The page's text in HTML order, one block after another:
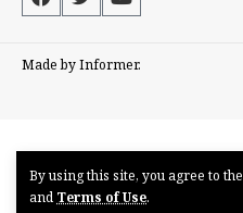
By using this site, you agree to the
and Terms of Use.
Made by Informer.